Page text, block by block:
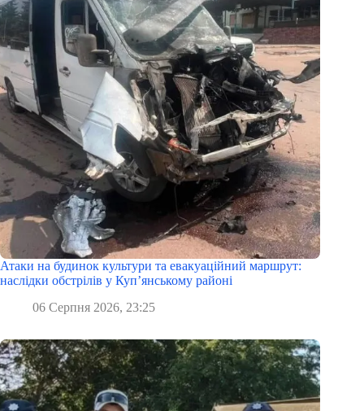
Атаки на будинок культури та евакуаційний маршрут:
наслідки обстрілів у Куп’янському районі
06 Серпня 2026, 23:25